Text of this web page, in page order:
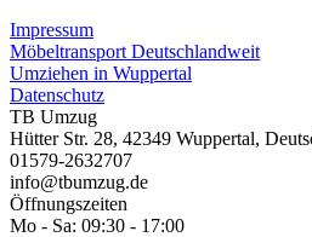
Impressum
Möbeltransport Deutschlandweit
Umziehen in Wuppertal
Datenschutz
TB Umzug
Hütter Str. 28, 42349 Wuppertal,
01579-2632707
info@tbumzug.de
Öffnungszeiten
Mo - Sa: 09:30 - 17:00